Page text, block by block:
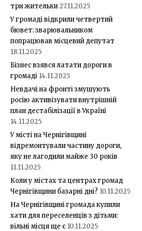
три жительки27.11.2025
У громаді відкрили четвертий
бювет: зварювальником
попрацював місцевий депутат
18.11.2025
Бізнес взявся латати дороги в
громаді 14.11.2025
Невдачі на фронті змушують
росію активізувати внутрішній
план дестабілізації в Україні
14.11.2025
У місті на Чернігівщині
відремонтували частину дороги,
яку не лагодили майже 30 років
11.11.2025
Коли у містах та центрах громад
Чернігівщини базарні дні? 10.11.2025
На Чернігівщині громада купили
хати для переселенців з дітьми:
вільні місця ще є 10.11.2025